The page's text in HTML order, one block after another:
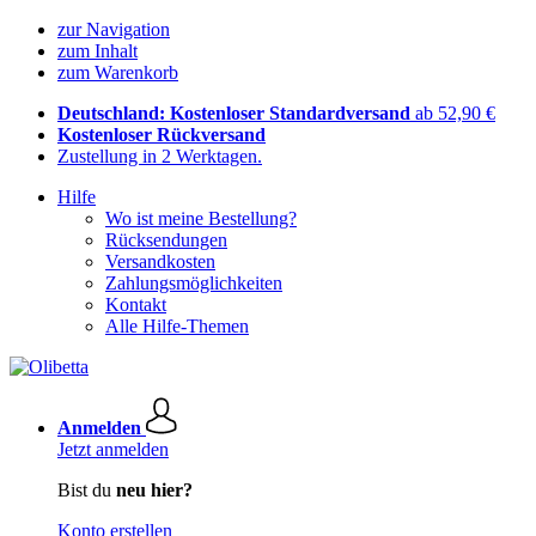
zur Navigation
zum Inhalt
zum Warenkorb
Deutschland: Kostenloser Standardversand ab 52,90 €
Kostenloser Rückversand
Zustellung in 2 Werktagen.
Hilfe
Wo ist meine Bestellung?
Rücksendungen
Versandkosten
Zahlungsmöglichkeiten
Kontakt
Alle Hilfe-Themen
Anmelden
Jetzt anmelden
Bist du neu hier?
Konto erstellen